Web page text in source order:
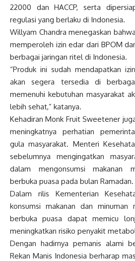
22000 dan HACCP, serta
regulasi yang berlaku di Indonesia.
Willyam Chandra menegaskan
memperoleh izin edar dari BPOM
berbagai jaringan ritel di Indonesia.
“Produk ini sudah mendapatkan
akan segera tersedia di
memenuhi kebutuhan masyarakat
lebih sehat,” katanya.
Kehadiran Monk Fruit Sweetener
meningkatnya perhatian
gula masyarakat. Menteri
sebelumnya mengingatkan
dalam mengonsumsi makanan
berbuka puasa pada bulan Ramadan.
Dalam rilis Kementerian
konsumsi makanan dan minuman
berbuka puasa dapat memicu
meningkatkan risiko penyakit
Dengan hadirnya pemanis alami
Rekan Manis Indonesia berharap